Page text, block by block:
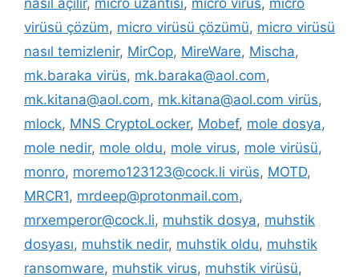
nasıl açılır, micro uzantısı, micro virüs, micro
virüsü çözüm, micro virüsü çözümü, micro virüsü
nasıl temizlenir, MirCop, MireWare, Mischa,
mk.baraka virüs, mk.baraka@aol.com,
mk.kitana@aol.com, mk.kitana@aol.com virüs,
mlock, MNS CryptoLocker, Mobef, mole dosya,
mole nedir, mole oldu, mole virus, mole virüsü,
monro, moremo123123@cock.li virüs, MOTD,
MRCR1, mrdeep@protonmail.com,
mrxemperor@cock.li, muhstik dosya, muhstik
dosyası, muhstik nedir, muhstik oldu, muhstik
ransomware, muhstik virus, muhstik virüsü,